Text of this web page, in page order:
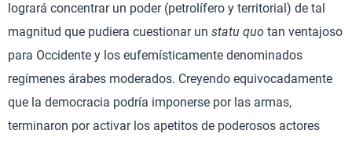
logrará concentrar un poder (petrolífero y territorial) de tal
magnitud que pudiera cuestionar un statu quo tan ventajoso
para Occidente y los eufemísticamente denominados
regímenes árabes moderados. Creyendo equivocadamente
que la democracia podría imponerse por las armas,
terminaron por activar los apetitos de poderosos actores